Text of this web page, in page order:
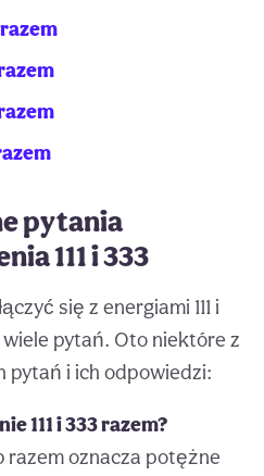
pytania
111 i 333
się z energiami 111 i
pytań. Oto niektóre z
pytań i ich odpowiedzi:
111 i 333 razem?
razem oznacza potężne